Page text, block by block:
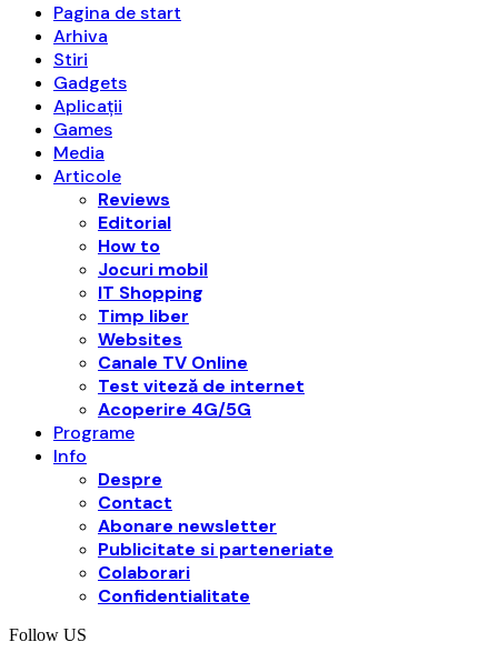
Pagina de start
Arhiva
Stiri
Gadgets
Aplicații
Games
Media
Articole
Reviews
Editorial
How to
Jocuri mobil
IT Shopping
Timp liber
Websites
Canale TV Online
Test viteză de internet
Acoperire 4G/5G
Programe
Info
Despre
Contact
Abonare newsletter
Publicitate si parteneriate
Colaborari
Confidentialitate
Follow US